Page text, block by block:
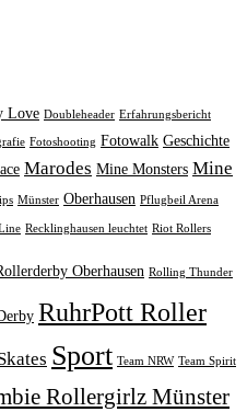
Love Doubleheader Erfahrungsbericht
Fotoshooting Fotowalk Geschichte
Marodes Mine Monsters Mine
Münster Oberhausen Pflugbeil Arena
Recklinghausen leuchtet Riot Rollers
Oberhausen Rolling Thunder
RuhrPott Roller
Sport Team NRW Team Spirit
Rollergirlz Münster